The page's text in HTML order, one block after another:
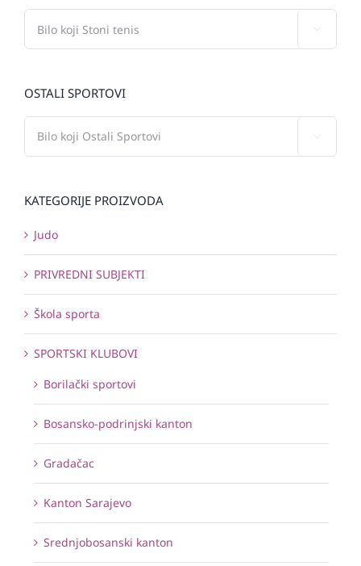
OSTALI SPORTOVI
KATEGORIJE PROIZVODA
Judo
PRIVREDNI SUBJEKTI
Škola sporta
SPORTSKI KLUBOVI
Borilački sportovi
Bosansko-podrinjski kanton
Gradačac
Kanton Sarajevo
Srednjobosanski kanton